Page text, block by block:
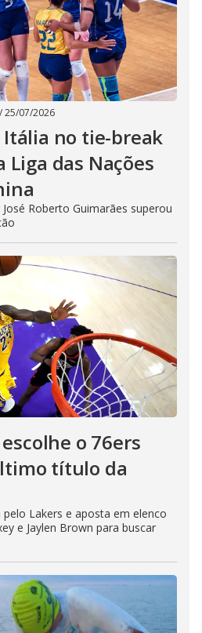
/25/07/2026
Itália no tie-break
Liga das Nações
Roberto Guimarães superou
o 76ers
título da
Lakers e aposta em elenco
e Jaylen Brown para buscar